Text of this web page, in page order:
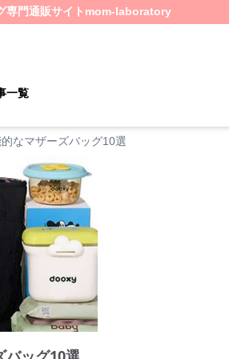
専門通販サイト mom-laboratory
一覧
なマザーズバッグ10選